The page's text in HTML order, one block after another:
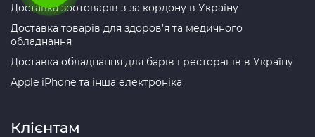
Доставка зоотоварів з-за кордону в Україну
Доставка товарів для здоров’я та медичного
обладнання
Доставка обладнання для барів і ресторанів в Україну
Apple iPhone та інша електроніка
Клієнтам